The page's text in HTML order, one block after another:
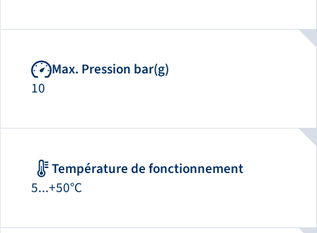
Max. Pression bar(g)
10
Température de fonctionnement
5...+50°C